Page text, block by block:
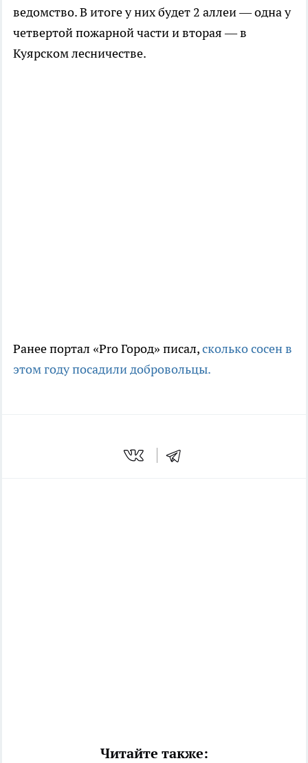
ведомство. В итоге у них будет 2 аллеи — одна у
четвертой пожарной части и вторая — в
Куярском лесничестве.
Ранее портал «Pro Город» писал,сколько сосен в
этом году посадили добровольцы.
Читайте также: